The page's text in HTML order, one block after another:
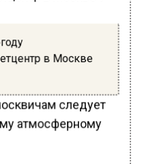
в Москве
следует
атмосферному